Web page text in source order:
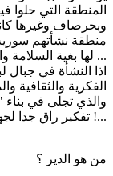
المنطقة التي حلوا
وبحرصاف وغيرها
منطقة نشأتهم
لها بغية السلامة والحفاظ على الوجود الحضاري المتميز ...
اذا النشأة في جبال
الفكرية والثقافية
والذي تجلى في بناء
تفكير راق جدا لجهة التصميمات الهندسية داخل الدير وخارجه !...
من هو الدير ؟